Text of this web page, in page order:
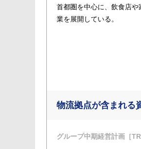
首都圏を中心に、飲食店
業を展開している。
物流拠点が含まれる
グループ中期経営計画［